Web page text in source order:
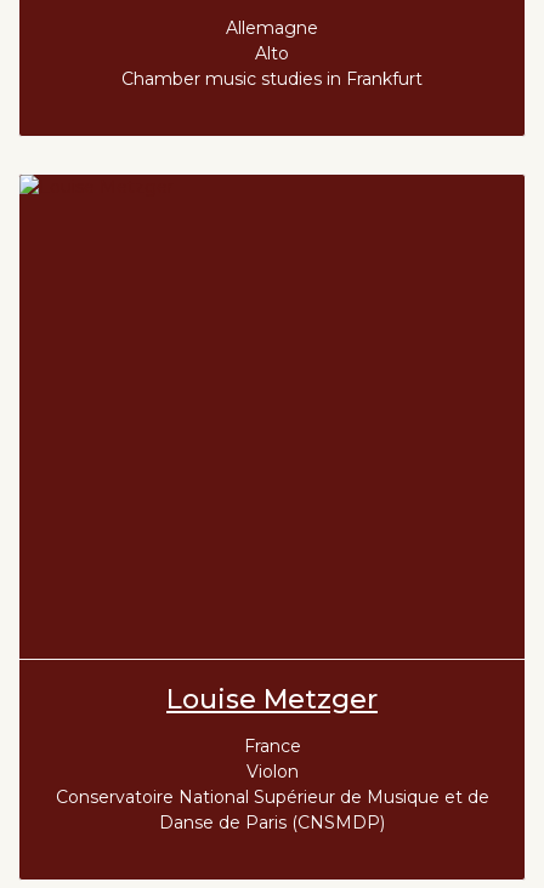
Allemagne
Alto
Chamber music studies in Frankfurt
Louise Metzger
France
Violon
Conservatoire National Supérieur de Musique et de
Danse de Paris (CNSMDP)